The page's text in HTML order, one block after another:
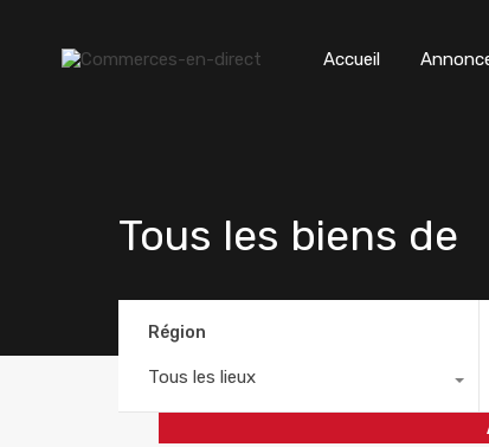
Accueil
Tous les biens de
Région
Tous les lieux